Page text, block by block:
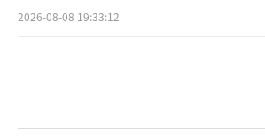
2026-08-08 19:33:12